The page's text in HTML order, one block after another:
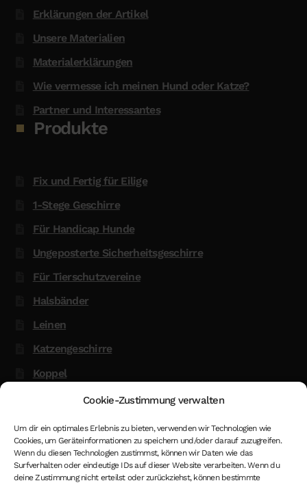
Cookie-Zustimmung verwalten
Um dir ein optimales Erlebnis zu bieten, verwenden wir Technologien wie
Cookies, um Geräteinformationen zu speichern und/oder darauf zuzugreifen.
Wenn du diesen Technologien zustimmst, können wir Daten wie das
Surfverhalten oder eindeutige IDs auf dieser Website verarbeiten. Wenn du
deine Zustimmung nicht erteilst oder zurückziehst, können bestimmte
Erklärungen der Artikel
Unsere Materialien
Materialerklärungen
Wie vermesse ich meinen Hund oder Katze?
Partner und Interessantes
Produkte
Fix und Fertig für Eilige
1-Stege Geschirre
Für Handicap Hunde
Ungeposterte Sicherheitsgeschirre
Für Tierschutzvereine
Halsbänder
Leinen
Katzengeschirre
Koppel
Glow in the Dark
Hund oder Katze Vermessungstermin
Hinweis